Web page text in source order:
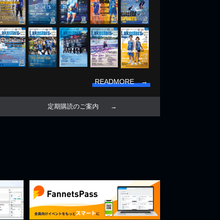
READMORE →
定期購読のご案内